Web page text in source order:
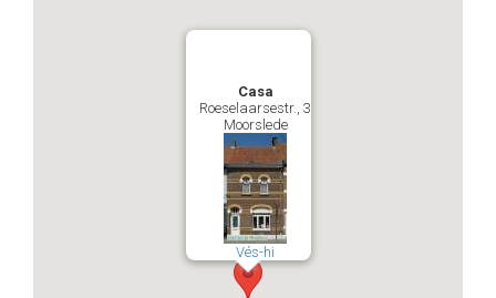
Casa
Roeselaarsestr., 3
Moorslede
Vés-hi